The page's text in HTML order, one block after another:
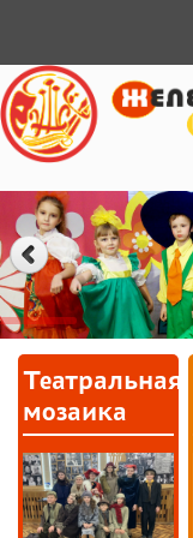
Театральная
мозаика